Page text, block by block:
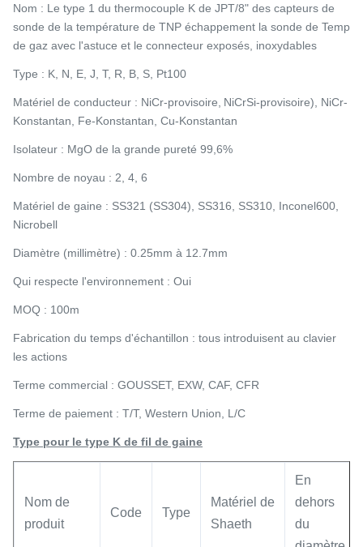
Nom : Le type 1 du thermocouple K de JPT/8" des capteurs de
sonde de la température de TNP échappement la sonde de Temp
de gaz avec l'astuce et le connecteur exposés, inoxydables
Type : K, N, E, J, T, R, B, S, Pt100
Matériel de conducteur : NiCr-provisoire, NiCrSi-provisoire), NiCr-
Konstantan, Fe-Konstantan, Cu-Konstantan
Isolateur : MgO de la grande pureté 99,6%
Nombre de noyau : 2, 4, 6
Matériel de gaine : SS321 (SS304), SS316, SS310, Inconel600,
Nicrobell
Diamètre (millimètre) : 0.25mm à 12.7mm
Qui respecte l'environnement : Oui
MOQ : 100m
Fabrication du temps d'échantillon : tous introduisent au clavier
les actions
Terme commercial : GOUSSET, EXW, CAF, CFR
Terme de paiement : T/T, Western Union, L/C
Type pour le type K de fil de gaine
Nom de
produit
Code Type
Matériel de
Shaeth
En
dehors
du